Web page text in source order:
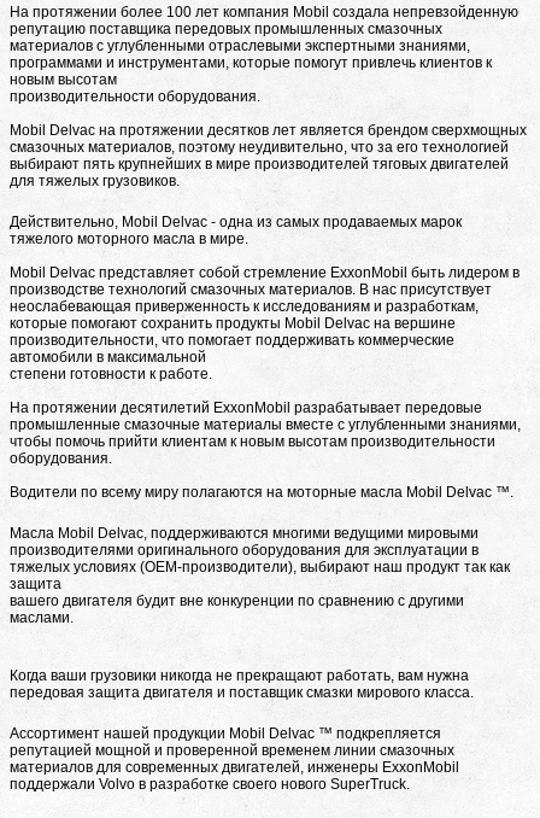
На протяжении более 100 лет компания Mobil создала непревзойденную
репутацию поставщика передовых промышленных смазочных
материалов с углубленными отраслевыми экспертными знаниями,
программами и инструментами, которые помогут привлечь клиентов к
новым высотам
производительности оборудования.
Mobil Delvac на протяжении десятков лет является брендом сверхмощных
смазочных материалов, поэтому неудивительно, что за его технологией
выбирают пять крупнейших в мире производителей тяговых двигателей
для тяжелых грузовиков.
Действительно, Mobil Delvac - одна из самых продаваемых марок
тяжелого моторного масла в мире.
Mobil Delvac представляет собой стремление ExxonMobil быть лидером в
производстве технологий смазочных материалов. В нас присутствует
неослабевающая приверженность к исследованиям и разработкам,
которые помогают сохранить продукты Mobil Delvac на вершине
производительности, что помогает поддерживать коммерческие
автомобили в максимальной
степени готовности к работе.
На протяжении десятилетий ExxonMobil разрабатывает передовые
промышленные смазочные материалы вместе с углубленными знаниями,
чтобы помочь прийти клиентам к новым высотам производительности
оборудования.
Водители по всему миру полагаются на моторные масла Mobil Delvac ™.
Масла Mobil Delvac, поддерживаются многими ведущими мировыми
производителями оригинального оборудования для эксплуатации в
тяжелых условиях (OEM-производители), выбирают наш продукт так как
защита
вашего двигателя будит вне конкуренции по сравнению с другими
маслами.
Когда ваши грузовики никогда не прекращают работать, вам нужна
передовая защита двигателя и поставщик смазки мирового класса.
Ассортимент нашей продукции Mobil Delvac ™ подкрепляется
репутацией мощной и проверенной временем линии смазочных
материалов для современных двигателей, инженеры ExxonMobil
поддержали Volvo в разработке своего нового SuperTruck.